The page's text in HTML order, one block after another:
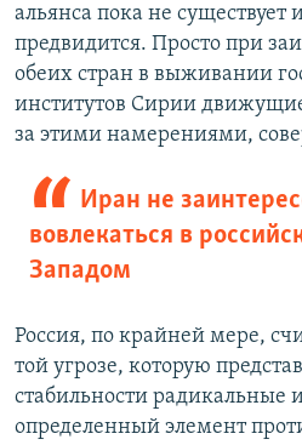
альянса пока не существует
предвидится. Просто при
обеих стран в выживании
институтов Сирии
за этими намерениями,
Иран не
вовлекаться в
Западом
Россия, по крайней мере,
той угрозе, которую
стабильности радикальные
определенный элемент